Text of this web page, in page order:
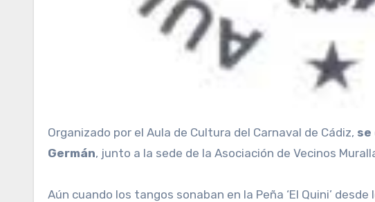
Organizado por el Aula de Cultura del Carnaval de Cádiz, se
Germán, junto a la sede de la Asociación de Vecinos
Aún cuando los tangos sonaban en la Peña ‘El Quini’